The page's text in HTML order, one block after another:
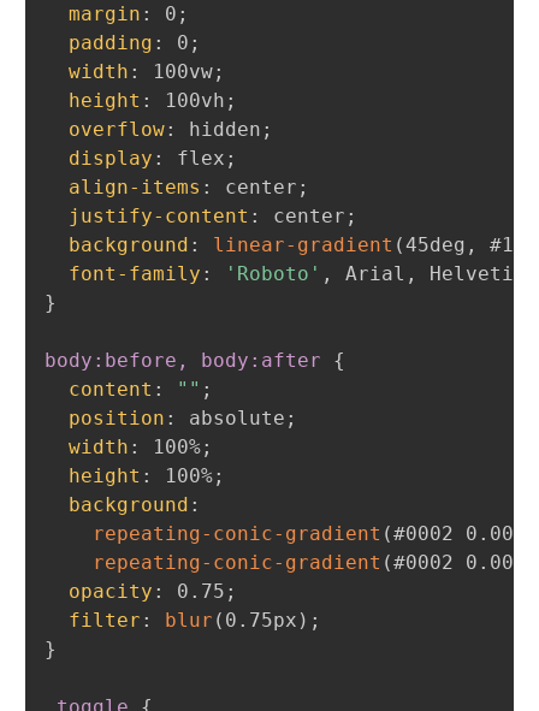
margin : 0 ;
padding : 0 ;
width : 100vw;
height : 100vh ;
overflow: hidden ;
display : flex ;
align-items : center ;
justify-content : center ;
background : linear-gradient (45deg ,
font-family : 'Roboto' , Arial , Helvetica
}
body:before, body:after
{
content : "" ;
position : absolute ;
width : 100%;
height : 100%;
background :
repeating-conic-gradient (#0002
repeating-conic-gradient (#0002
opacity : 0.75 ;
filter : blur ( 0.75px ) ;
}